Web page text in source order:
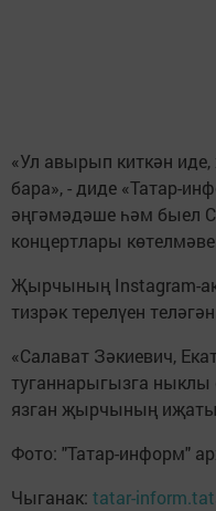
«Ул авырып киткән
бара», - диде «Татар-
әңгәмәдәше һәм быел
концертлары
Җырчының Instagram-
тизрәк терелүен
«Салават Зәкиевич,
туганнарыгызга ныклы
язган җырчының
Фото: "Татар-информ"
Чыганак: tatar-